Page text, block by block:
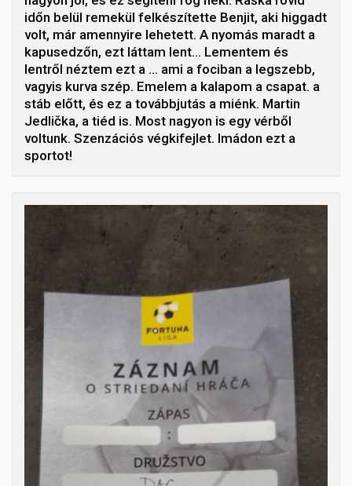
időn belül remekül felkészítette Benjit, aki higgadt
volt, már amennyire lehetett. A nyomás maradt a
kapusedzőn, ezt láttam lent… Lementem és
lentről néztem ezt a … ami a fociban a legszebb,
vagyis kurva szép. Emelem a kalapom a csapat. a
stáb előtt, és ez a továbbjutás a miénk. Martin
Jedlička, a tiéd is. Most nagyon is egy vérből
voltunk. Szenzációs végkifejlet. Imádon ezt a
sportot!